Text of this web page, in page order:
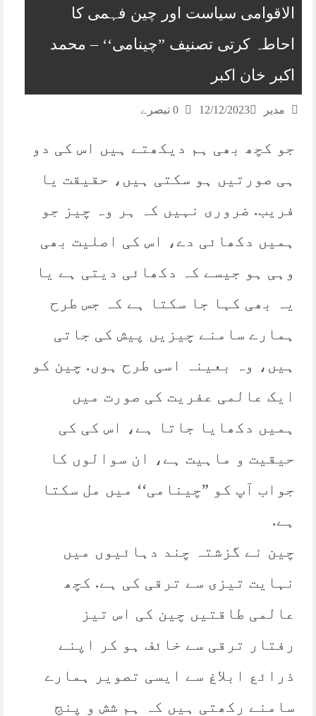
الاقوامی سیاست اور چین فہمی کا
احاطہ کرتی تصنیف ”چینامی‘‘ – محمد
اکبر خان اکبر
مدیر 12/12/2023
جو کچھ بھی ہم دیکھتے ہیں اس کی دو
ہی صورتیں ہو سکتی ہیں، حقیقت یا
فریب. ضروری نہیں کہ ہر وہ چیز جو
ہمیں دکھائی دے، اس کی اصلیت بھی
وہی ہو جیسے کہ دکھائی دیتی ہے یا
یہ بھی کہا جا سکتا ہے کہ جس طرح
ہمارے سامنے چیزیں پیش کی جاتی
ہیں، وہ بعینہ اسی طرح ہوں. چین کو
ایک عالمی عفریت کی صورت میں
ہمیں دکھایا جاتا ہے، اس کی کی
حیقیت و ماہیت ہے، ان سوالوں کا
جواب آپ کو ”چینامی‘‘ میں مل سکتا
ہے.
چین نے گزشتہ چند دہائیوں میں
نہایت تیزی سے ترقی کی ہے. کچھ
عالمی طاقتیں چین کی اس تیز
رفتار ترقی سے خائف ہو کر اپنے
ذرائع ابلاغ سے ایسی تصویر ہمارے
سامنے رکھتی ہیں کہ ہم شش و پنج